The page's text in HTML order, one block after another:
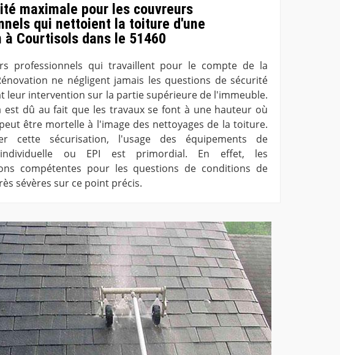
maximale pour les couvreurs
qui nettoient la toiture d'une
à Courtisols dans le 51460
professionnels qui travaillent pour le compte de la
ne négligent jamais les questions de sécurité
leur intervention sur la partie supérieure de l'immeuble.
est dû au fait que les travaux se font à une hauteur où
être mortelle à l'image des nettoyages de la toiture.
cette sécurisation, l'usage des équipements de
ou EPI est primordial. En effet, les
compétentes pour les questions de conditions de
sévères sur ce point précis.